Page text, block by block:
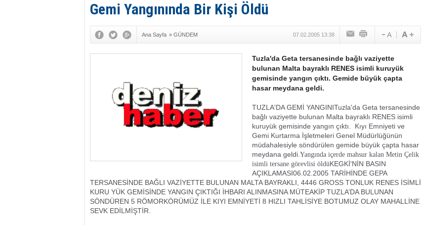
Gemi Yangınında Bir Kişi Öldü
Ana Sayfa » GÜNDEM 07.02.2005 13:38
Tuzla'da Geta tersanesinde bağlı vaziyette
bulunan Malta bayraklı RENES isimli kuruyük
gemisinde yangın çıktı. Gemide büyük çapta
hasar meydana geldi.
TUZLA'DA GEMİ YANGINITuzla'da Geta tersanesinde
bağlı vaziyette bulunan Malta bayraklı RENES isimli
kuruyük gemisinde yangın çıktı. Kıyı Emniyeti ve
Gemi Kurtarma İşletmeleri Genel Müdürlüğünün
müdahalesiyle söndürülen gemide büyük çapta hasar
meydana geldi. Yangında içerde mahsur kalan Metin Çelik
isimli tersane görevlisi öldüKEGKİ'NİN BASIN
AÇIKLAMASI06.02.2005 TARİHİNDE GEPA
TERSANESİNDE BAĞLI VAZİYETTE BULUNAN MALTA BAYRAKLI, 4446 GROSS TONLUK RENES İSİMLİ
KURU YÜK GEMİSİNDE YANGIN ÇIKTIĞI İHBARI ALINMASINA MÜTEAKİP TUZLA’DA BULUNAN
SÖNDÜREN 5 RÖMORKÖRÜMÜZ İLE KIYI EMNİYETİ 8 HIZLI TAHLİSİYE BOTUMUZ OLAY MAHALLİNE
SEVK EDİLMİŞTİR.